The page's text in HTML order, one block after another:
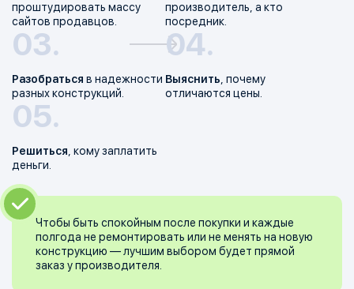
проштудировать массу
сайтов продавцов.
производитель, а кто
посредник.
Разобраться в надежности
разных конструкций.
Выяснить , почему
отличаются цены.
Решиться , кому заплатить
деньги.
Чтобы быть спокойным после покупки и каждые
полгода не ремонтировать или не менять на новую
конструкцию — лучшим выбором будет прямой
заказ у производителя.